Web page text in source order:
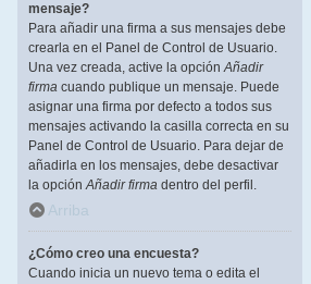
mensaje?
Para añadir una firma a sus mensajes debe
crearla en el Panel de Control de Usuario.
Una vez creada, active la opciónAñadir
firma cuando publique un mensaje. Puede
asignar una firma por defecto a todos sus
mensajes activando la casilla correcta en su
Panel de Control de Usuario. Para dejar de
añadirla en los mensajes, debe desactivar
la opciónAñadir firma dentro del perfil.
Arriba
¿Cómo creo una encuesta?
Cuando inicia un nuevo tema o edita el